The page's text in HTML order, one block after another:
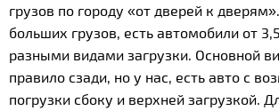
грузов по городу «от дверей к
больших грузов, есть автомобили от
разными видами загрузки. Основной
правило сзади, но у нас, есть авто с
погрузки сбоку и верхней загрузкой.